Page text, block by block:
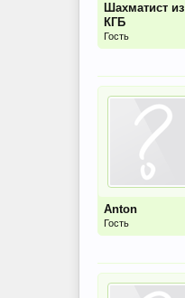
Шахматист из
КГБ
Гость
Anton
Гость